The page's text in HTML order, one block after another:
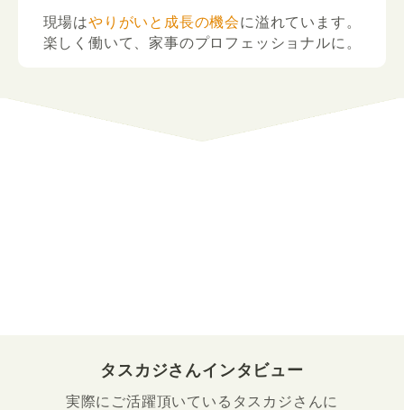
現場はやりがいと成長の機会に溢れています。
楽しく働いて、家事のプロフェッショナルに。
タスカジさんインタビュー
実際にご活躍頂いているタスカジさんに